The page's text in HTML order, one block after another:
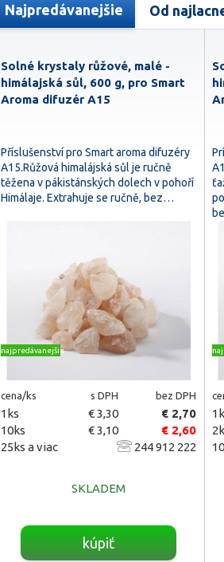
Najpredávanejšie Od
Solné krystaly růžové, malé -
himálajská sůl, 600 g, pro Smart
Aroma difuzér A15
Příslušenství pro Smart aroma difuzéry
A15.Růžová himalájská sůl je ručně
těžena v pákistánských dolech v pohoří
Himálaje. Extrahuje se ručně, bez…
najpredávanejšie
cena/ks s DPH bez DPH
1ks € 3,30
€ 2,70
10ks
€ 3,10
€ 2,60
25ks a viac
244 912 222
SKLADEM
kúpiť